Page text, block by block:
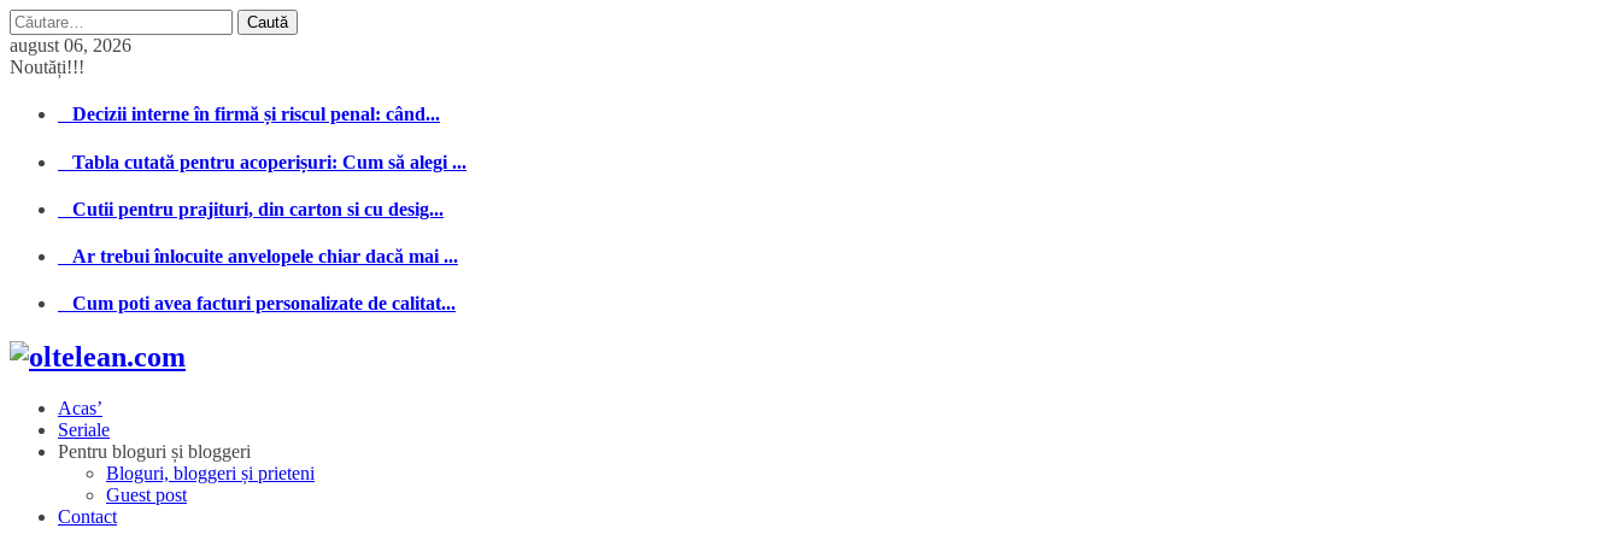
Caută
după:
august 06, 2026
Noutăți!!!
Decizii interne în firmă și riscul penal: când...
Tabla cutată pentru acoperișuri: Cum să alegi ...
Cutii pentru prajituri, din carton si cu desig...
Ar trebui înlocuite anvelopele chiar dacă mai ...
Cum poti avea facturi personalizate de calitat...
Acas’
Seriale
Pentru bloguri și bloggeri
Bloguri, bloggeri și prieteni
Guest post
Contact